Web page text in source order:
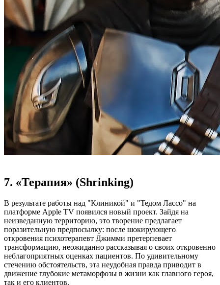
7. «Терапия» (Shrinking)
В результате работы над "Клиникой" и "Тедом Лассо" на
платформе Apple TV появился новый проект. Зайдя на
неизведанную территорию, это творение предлагает
поразительную предпосылку: после шокирующего
откровения психотерапевт Джимми претерпевает
трансформацию, неожиданно рассказывая о своих откровенно
неблагоприятных оценках пациентов. По удивительному
стечению обстоятельств, эта неудобная правда приводит в
движение глубокие метаморфозы в жизни как главного героя,
так и его клиентов.